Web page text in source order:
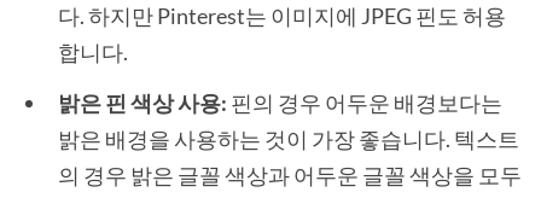
다. 하지만 Pinterest는 이미지에 JPEG 핀도 허용
합니다.
밝은 핀 색상 사용: 핀의 경우 어두운 배경보다는
밝은 배경을 사용하는 것이 가장 좋습니다. 텍스트
의 경우 밝은 글꼴 색상과 어두운 글꼴 색상을 모두